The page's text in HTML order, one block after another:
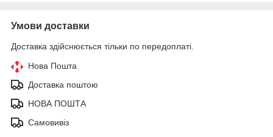
Умови доставки
Доставка здійснюється тільки по передоплаті.
Нова Пошта
Доставка поштою
НОВА ПОШТА
Самовивіз